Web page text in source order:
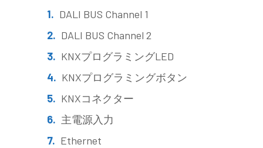
DALI BUS Channel 1
DALI BUS Channel 2
KNXプログラミングLED
KNXプログラミングボタン
KNXコネクター
主電源入力
Ethernet